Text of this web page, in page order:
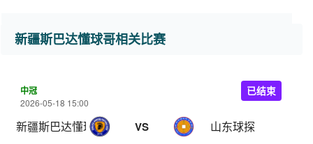
新疆斯巴达懂球哥相关比赛
中冠
2026-05-18 15:00
新疆斯巴达懂球哥 VS 山东球探
已结束